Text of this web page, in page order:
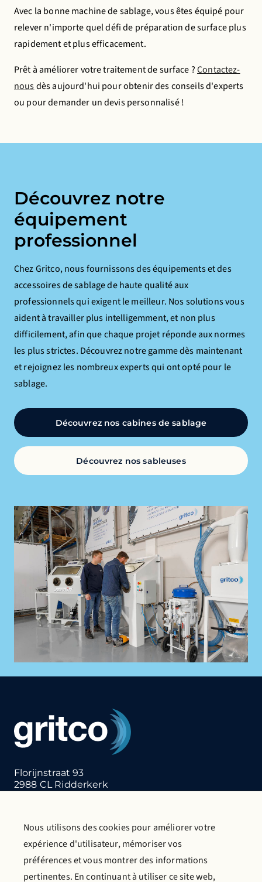
Avec la bonne machine de sablage, vous êtes équipé pour
relever n'importe quel défi de préparation de surface plus
rapidement et plus efficacement.
Prêt à améliorer votre traitement de surface ?Contactez-
nousdès aujourd'hui pour obtenir des conseils d'experts
ou pour demander un devis personnalisé !
Découvrez notre
équipement
professionnel
Chez Gritco, nous fournissons des équipements et des
accessoires de sablage de haute qualité aux
professionnels qui exigent le meilleur. Nos solutions vous
aident à travailler plus intelligemment, et non plus
difficilement, afin que chaque projet réponde aux normes
les plus strictes. Découvrez notre gamme dès maintenant
et rejoignez les nombreux experts qui ont opté pour le
sablage.
Découvrez nos cabines de sablage
Découvrez nos sableuses
Florijnstraat 93
2988 CL Ridderkerk
Nous contacter
Demande de catalogue
En savoir plus sur Gritco
Nous utilisons des cookies pour améliorer votre
expérience d'utilisateur, mémoriser vos
préférences et vous montrer des informations
pertinentes. En continuant à utiliser ce site web,